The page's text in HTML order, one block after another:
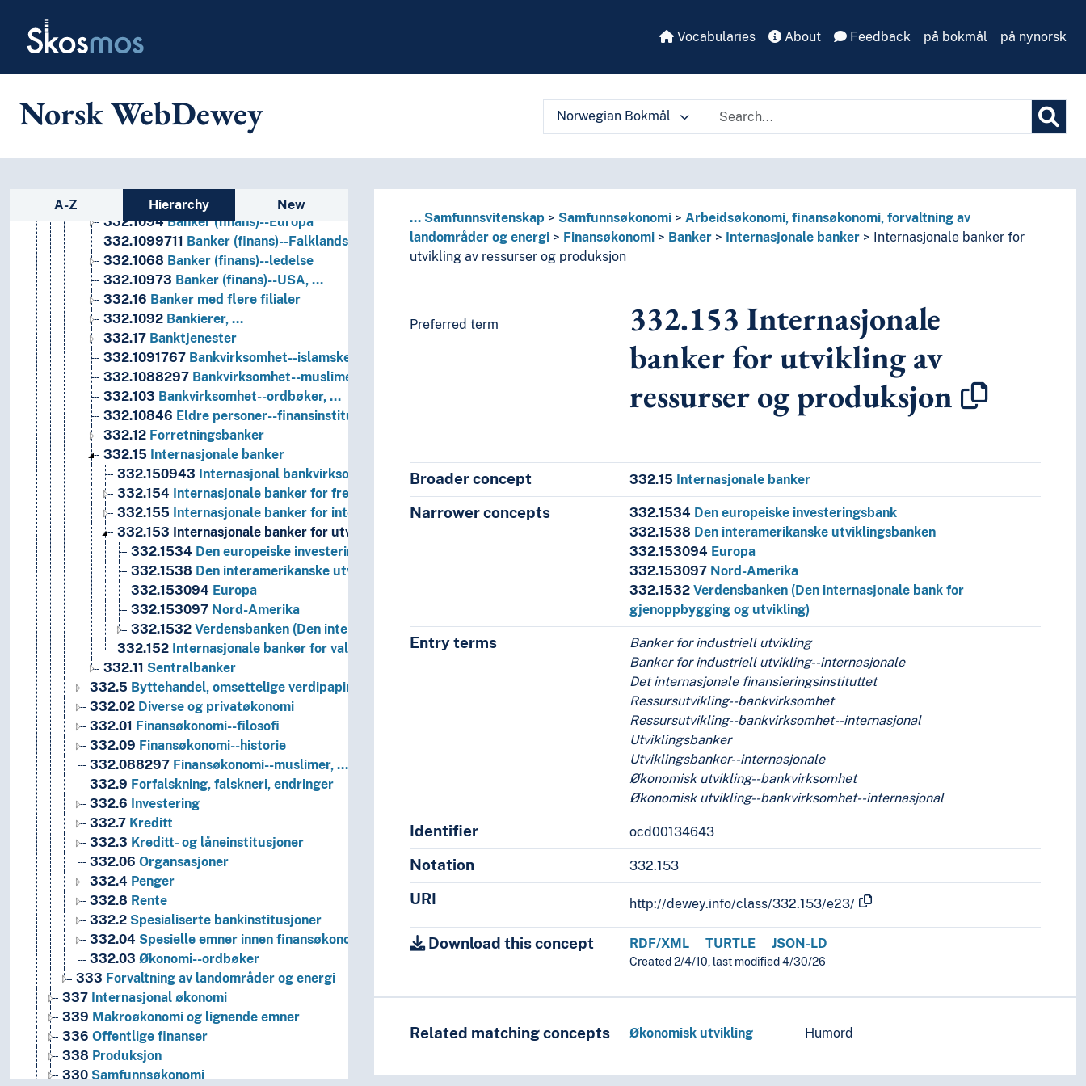
Skosmos Vocabularies About Feedback på bokmål på nynorsk
Norsk WebDewey Norwegian Bokmål
Sidebar listing: list and traverse vocabulary contents by a criterion
A-Z Hierarchy New
33
331-333Arbeidsøkonomi, finansøkonomi, forvaltning av landområder og energi
332.1Banker
332.1090511Banker (finans)--2000-tallet (tiåret)
332.10932Banker (finans)--Egypt--oldtiden
332.1094Banker (finans)--Europa
332.1099711 Banker (finans)--Falklandsøyene
332.1068 Banker (finans)--ledelse
332.10973 Banker (finans)--USA, …
332.16 Banker med flere filialer
332.1092 Bankierer, …
332.17 Banktjenester
332.1091767 Bankvirksomhet--islamske områder, …
332.1088297 Bankvirksomhet--muslimer, …
332.103 Bankvirksomhet--ordbøker, …
332.10846 Eldre personer--finansinstitusjoner
332.12 Forretningsbanker
332.15 Internasjonale banker
332.150943 Internasjonal bankvirksomhet--Tyskland
332.154 Internasjonale banker for fremming av og tilrettelegging for handel
332.155 Internasjonale banker for internasjonale oppgjør
332.153 Internasjonale banker for utvikling av ressurser og produksjon
332.1534 Den europeiske investeringsbank
332.1538 Den interamerikanske utviklingsbanken
332.153094 Europa
332.153097 Nord-Amerika
332.1532 Verdensbanken (Den internasjonale bank for gjenoppbygging og utvikling)
332.152 Internasjonale banker for valutastabilisering og betalingsbalanse
332.11 Sentralbanker
332.5 Byttehandel, omsettelige verdipapirer, penger fra sosial kreditt
332.02 Diverse og privatøkonomi
332.01 Finansøkonomi--filosofi
332.09 Finansøkonomi--historie
332.088297 Finansøkonomi--muslimer, …
332.9 Forfalskning, falskneri, endringer
332.6 Investering
332.7 Kreditt
332.3 Kreditt- og låneinstitusjoner
332.06 Organsasjoner
332.4 Penger
332.8 Rente
332.2 Spesialiserte bankinstitusjoner
332.04 Spesielle emner innen finansøkonomi
332.03 Økonomi--ordbøker
333 Forvaltning av landområder og energi
337 Internasjonal økonomi
339 Makroøkonomi og lignende emner
336 Offentlige finanser
338 Produksjon
330Samfunnsøkonomi
... Samfunnsvitenskap Samfunnsøkonomi
Arbeidsøkonomi, finansøkonomi, forvaltning av
landområder og energi
Finansøkonomi Banker Internasjonale banker
Internasjonale banker for
utvikling av ressurser og produksjon
Preferred term 332.153 Internasjonale
banker for utvikling av
ressurser og produksjon
Broader concept 332.15 Internasjonale banker
Narrower concepts 332.1534 Den europeiske investeringsbank
332.1538 Den interamerikanske utviklingsbanken
332.153094 Europa
332.153097 Nord-Amerika
332.1532Verdensbanken (Den internasjonale bank for
gjenoppbygging og utvikling)
Entry terms
Banker for industriell utvikling
Banker for industriell utvikling--internasjonale
Det internasjonale finansieringsinstituttet
Ressursutvikling--bankvirksomhet
Ressursutvikling--bankvirksomhet--internasjonal
Utviklingsbanker
Utviklingsbanker--internasjonale
Økonomisk utvikling--bankvirksomhet
Økonomisk utvikling--bankvirksomhet--internasjonal
Identifier ocd00134643
Notation 332.153
URI http://dewey.info/class/332.153/e23/
Download this concept RDF/XML TURTLE JSON-LD
Created 2/4/10, last modified 4/30/26
Related matching concepts Økonomisk utvikling Humord